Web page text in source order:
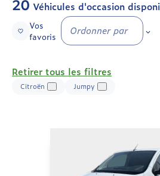
20 Véhicules d'occasion
Vos
favoris
Retirer tous les filtres
Citroën Jumpy